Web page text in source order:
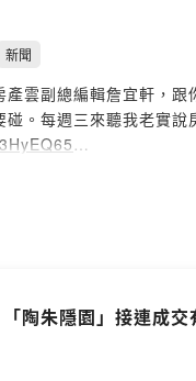
新聞
雲副總編輯詹宜軒，
。每週三來聽我老實
朱隱園」接連成